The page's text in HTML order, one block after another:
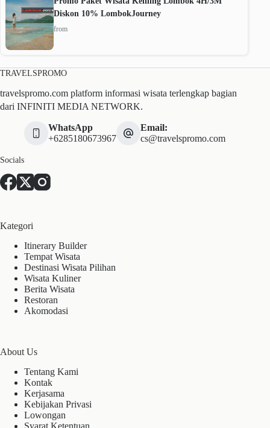
Diskon 10% LombokJourney
from
TRAVELSPROMO
travelspromo.com platform informasi wisata terlengkap bagian
dari INFINITI MEDIA NETWORK.
WhatsApp
+6285180673967
Email:
cs@travelspromo.com
Socials
Kategori
Itinerary Builder
Tempat Wisata
Destinasi Wisata Pilihan
Wisata Kuliner
Berita Wisata
Restoran
Akomodasi
About Us
Tentang Kami
Kontak
Kerjasama
Kebijakan Privasi
Lowongan
Syarat Ketentuan